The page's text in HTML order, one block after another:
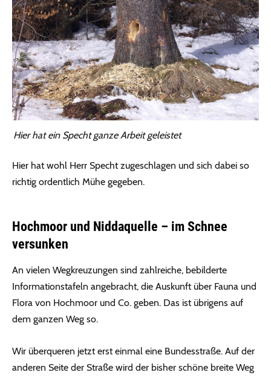
Hier hat ein Specht ganze Arbeit geleistet
Hier hat wohl Herr Specht zugeschlagen und sich dabei so
richtig ordentlich Mühe gegeben.
Hochmoor und Niddaquelle – im Schnee
versunken
An vielen Wegkreuzungen sind zahlreiche, bebilderte
Informationstafeln angebracht, die Auskunft über Fauna und
Flora von Hochmoor und Co. geben. Das ist übrigens auf
dem ganzen Weg so.
Wir überqueren jetzt erst einmal eine Bundesstraße. Auf der
anderen Seite der Straße wird der bisher schöne breite Weg